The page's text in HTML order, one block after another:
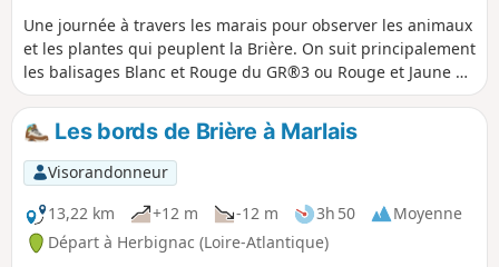
Une journée à travers les marais pour observer les animaux
et les plantes qui peuplent la Brière. On suit principalement
les balisages Blanc et Rouge du GR®3 ou Rouge et Jaune du
GRP® Tour de Brière.
Les bords de Brière à Marlais
Visorandonneur
13,22 km
+12 m -12 m 3h 50
Moyenne
Départ à Herbignac (Loire-Atlantique)